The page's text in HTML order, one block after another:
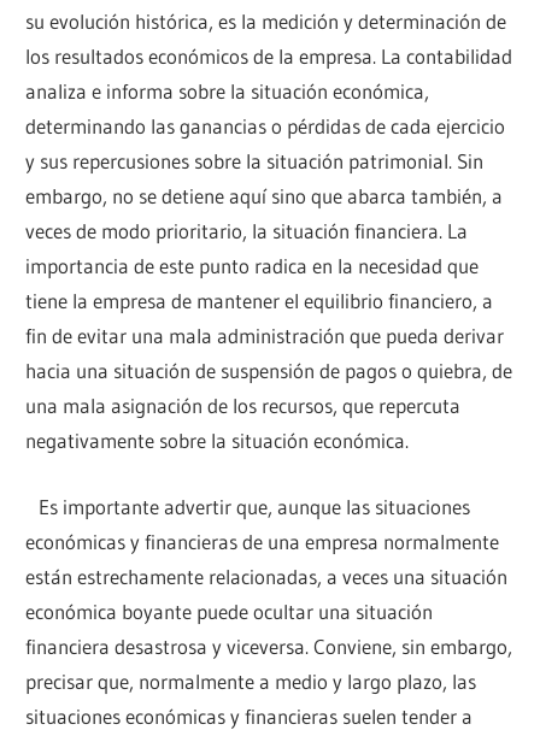
su evolución histórica, es la medición y determinación de
los resultados económicos de la empresa. La contabilidad
analiza e informa sobre la situación económica,
determinando las ganancias o pérdidas de cada ejercicio
y sus repercusiones sobre la situación patrimonial. Sin
embargo, no se detiene aquí sino que abarca también, a
veces de modo prioritario, la situación financiera. La
importancia de este punto radica en la necesidad que
tiene la empresa de mantener el equilibrio financiero, a
fin de evitar una mala administración que pueda derivar
hacia una situación de suspensión de pagos o quiebra, de
una mala asignación de los recursos, que repercuta
negativamente sobre la situación económica.
Es importante advertir que, aunque las situaciones
económicas y financieras de una empresa normalmente
están estrechamente relacionadas, a veces una situación
económica boyante puede ocultar una situación
financiera desastrosa y viceversa. Conviene, sin embargo,
precisar que, normalmente a medio y largo plazo, las
situaciones económicas y financieras suelen tender a